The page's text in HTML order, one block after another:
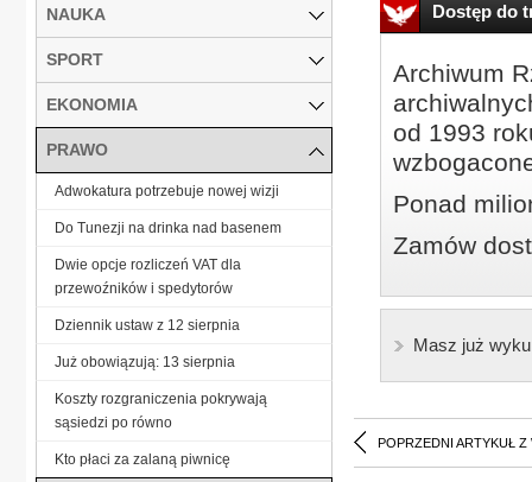
Dostęp do
Archiwum
od 1993
Ponad
Zamów
Masz już
POPRZEDNI ARTYKUŁ Z
NAUKA
SPORT
EKONOMIA
PRAWO
Adwokatura potrzebuje nowej wizji
Do Tunezji na drinka nad basenem
Dwie opcje rozliczeń VAT dla
przewoźników i spedytorów
Dziennik ustaw z 12 sierpnia
Już obowiązują: 13 sierpnia
Koszty rozgraniczenia pokrywają
sąsiedzi po równo
Kto płaci za zalaną piwnicę